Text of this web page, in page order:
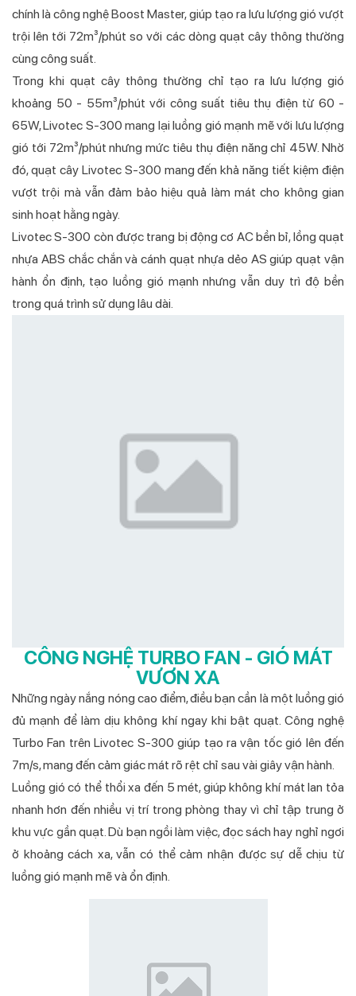
chính là công nghệ Boost Master, giúp tạo ra lưu lượng gió vượt
trội lên tới 72m³/phút so với các dòng quạt cây thông thường
cùng công suất.
Trong khi quạt cây thông thường chỉ tạo ra lưu lượng gió
khoảng 50 - 55m³/phút với công suất tiêu thụ điện từ 60 -
65W, Livotec S-300 mang lại luồng gió mạnh mẽ với lưu lượng
gió tới 72m³/phút nhưng mức tiêu thụ điện năng chỉ 45W. Nhờ
đó, quạt cây Livotec S-300 mang đến khả năng tiết kiệm điện
vượt trội mà vẫn đảm bảo hiệu quả làm mát cho không gian
sinh hoạt hằng ngày.
Livotec S-300 còn được trang bị động cơ AC bền bỉ, lồng quạt
nhựa ABS chắc chắn và cánh quạt nhựa dẻo AS giúp quạt vận
hành ổn định, tạo luồng gió mạnh nhưng vẫn duy trì độ bền
trong quá trình sử dụng lâu dài.
CÔNG NGHỆ TURBO FAN - GIÓ MÁT
VƯƠN XA
Những ngày nắng nóng cao điểm, điều bạn cần là một luồng gió
đủ mạnh để làm dịu không khí ngay khi bật quạt. Công nghệ
Turbo Fan trên Livotec S-300 giúp tạo ra vận tốc gió lên đến
7m/s, mang đến cảm giác mát rõ rệt chỉ sau vài giây vận hành.
Luồng gió có thể thổi xa đến 5 mét, giúp không khí mát lan tỏa
nhanh hơn đến nhiều vị trí trong phòng thay vì chỉ tập trung ở
khu vực gần quạt. Dù bạn ngồi làm việc, đọc sách hay nghỉ ngơi
ở khoảng cách xa, vẫn có thể cảm nhận được sự dễ chịu từ
luồng gió mạnh mẽ và ổn định.